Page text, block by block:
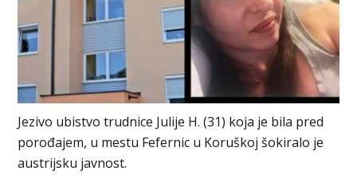
Jezivo ubistvo trudnice Julije H. (31) koja je bila pred
porođajem, u mestu Fefernic u Koruškoj šokiralo je
austrijsku javnost.